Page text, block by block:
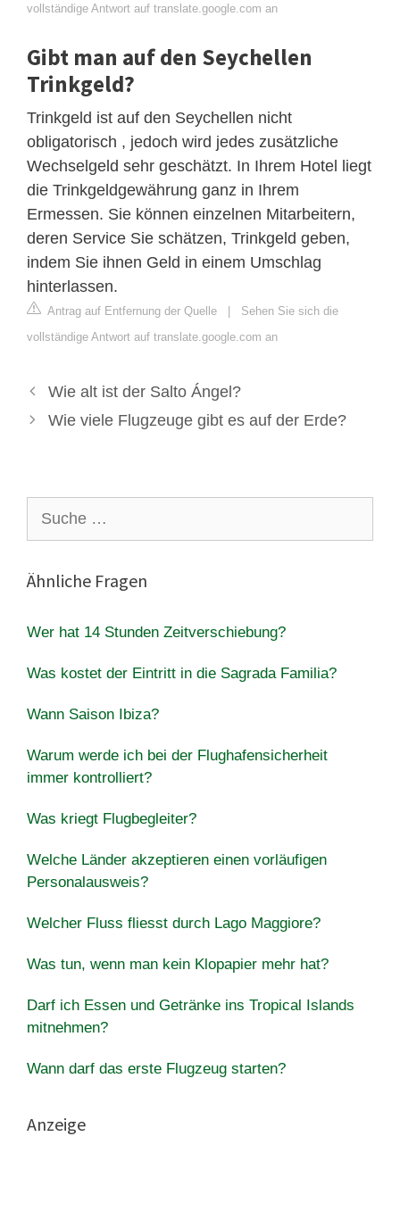
vollständige Antwort auf translate.google.com an
Gibt man auf den Seychellen
Trinkgeld?
Trinkgeld ist auf den Seychellen nicht
obligatorisch , jedoch wird jedes zusätzliche
Wechselgeld sehr geschätzt. In Ihrem Hotel liegt
die Trinkgeldgewährung ganz in Ihrem
Ermessen. Sie können einzelnen Mitarbeitern,
deren Service Sie schätzen, Trinkgeld geben,
indem Sie ihnen Geld in einem Umschlag
hinterlassen.
Antrag auf Entfernung der Quelle | Sehen Sie sich die
vollständige Antwort auf translate.google.com an
Wie alt ist der Salto Ángel?
Wie viele Flugzeuge gibt es auf der Erde?
nach:
Ähnliche Fragen
Wer hat 14 Stunden Zeitverschiebung?
Was kostet der Eintritt in die Sagrada Familia?
Wann Saison Ibiza?
Warum werde ich bei der Flughafensicherheit
immer kontrolliert?
Was kriegt Flugbegleiter?
Welche Länder akzeptieren einen vorläufigen
Personalausweis?
Welcher Fluss fliesst durch Lago Maggiore?
Was tun, wenn man kein Klopapier mehr hat?
Darf ich Essen und Getränke ins Tropical Islands
mitnehmen?
Wann darf das erste Flugzeug starten?
Anzeige